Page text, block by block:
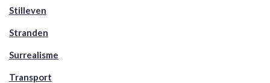
Stilleven
Stranden
Surrealisme
Transport